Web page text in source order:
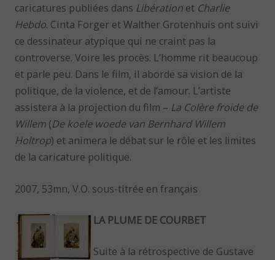
caricatures publiées dans Libération et Charlie
Hebdo. Cinta Forger et Walther Grotenhuis ont suivi
ce dessinateur atypique qui ne craint pas la
controverse. Voire les procès. L’homme rit beaucoup
et parle peu. Dans le film, il aborde sa vision de la
politique, de la violence, et de l’amour. L’artiste
assistera à la projection du film – La Colère froide de
Willem (De koele woede van Bernhard Willem
Holtrop) et animera le débat sur le rôle et les limites
de la caricature politique.
2007, 53mn, V.O. sous-titrée en français
LA PLUME DE COURBET
Suite à la rétrospective de Gustave